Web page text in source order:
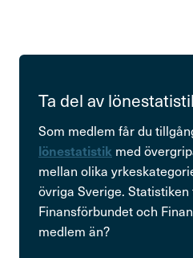
Ta del av
Som medlem får du
lönestatistik med
mellan olika
övriga Sverige.
Finansförbundet och
medlem än?